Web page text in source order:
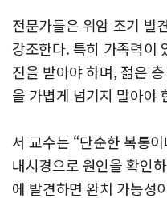
전문가들은 위암 조기 발
강조한다. 특히 가족력이
진을 받아야 하며, 젊은
을 가볍게 넘기지 말아야
서 교수는 “단순한 복통
내시경으로 원인을 확인
에 발견하면 완치 가능성